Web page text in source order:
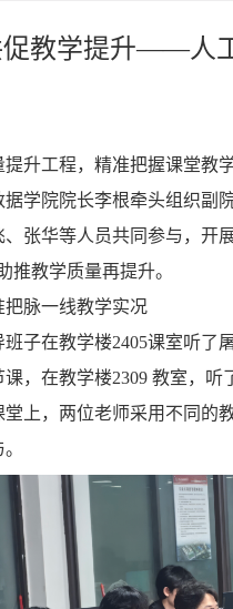
促教学提升——人
升工程，精准把握课堂教
据学院院长李根牵头组织
张华等人员共同参与，
教学质量再提升。
脉一线教学实况
子在教学楼2405课室听了
，在教学楼2309 教室，
上，两位老师采用不同的